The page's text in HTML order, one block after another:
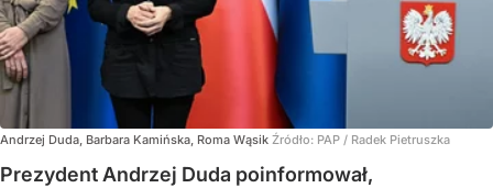
Andrzej Duda, Barbara Kamińska, Roma Wąsik Źródło: PAP / Radek Pietruszka
Prezydent Andrzej Duda poinformował,